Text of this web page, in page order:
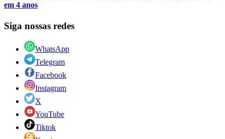
em 4 anos
Siga nossas redes
WhatsApp
Telegram
Facebook
Instagram
X
YouTube
Tiktok